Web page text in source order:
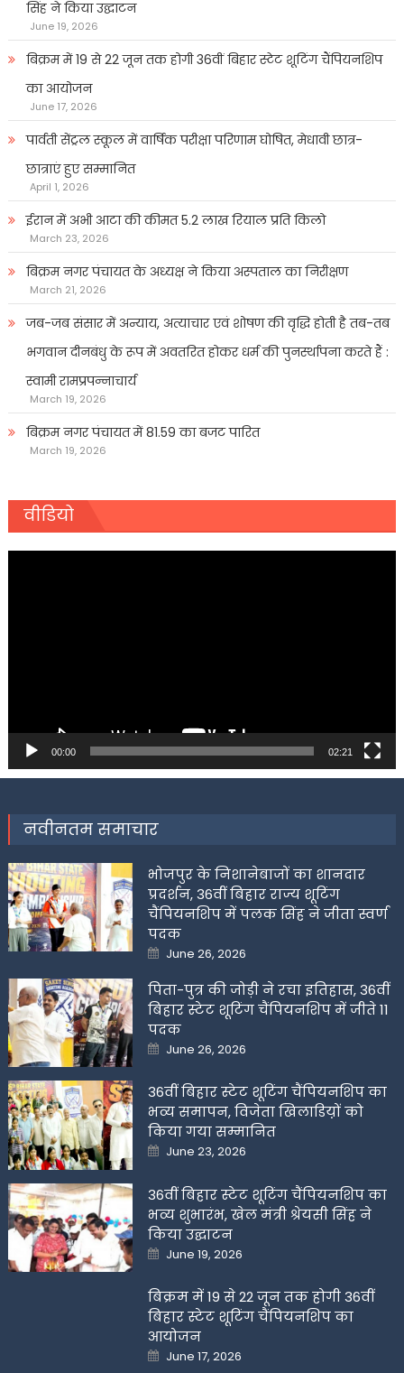
सिंह ने किया उद्घाटन
June 19, 2026
बिक्रम में 19 से 22 जून तक होगी 36वीं बिहार स्टेट शूटिंग चैंपियनशिप
का आयोजन
June 17, 2026
पार्वती सेंट्रल स्कूल में वार्षिक परीक्षा परिणाम घोषित, मेधावी छात्र-
छात्राएं हुए सम्मानित
April 1, 2026
ईरान में अभी आटा की कीमत 5.2 लाख रियाल प्रति किलो
March 23, 2026
बिक्रम नगर पंचायत के अध्यक्ष ने किया अस्पताल का निरीक्षण
March 21, 2026
जब-जब संसार में अन्याय, अत्याचार एवं शोषण की वृद्धि होती है तब-तब
भगवान दीनबंधु के रूप में अवतरित होकर धर्म की पुनर्स्थापना करते हैं :
स्वामी रामप्रपन्नाचार्य
March 19, 2026
बिक्रम नगर पंचायत में 81.59 का बजट पारित
March 19, 2026
वीडियो
00:00 02:21
नवीनतम समाचार
भोजपुर के निशानेबाजों का शानदार
प्रदर्शन, 36वीं बिहार राज्य शूटिंग
चैंपियनशिप में पलक सिंह ने जीता स्वर्ण
पदक
Posted
on
June 26, 2026
पिता-पुत्र की जोड़ी ने रचा इतिहास, 36वीं
बिहार स्टेट शूटिंग चैंपियनशिप में जीते 11
पदक
Posted
on
June 26, 2026
36वीं बिहार स्टेट शूटिंग चैंपियनशिप का
भव्य समापन, विजेता खिलाडिय़ों को
किया गया सम्मानित
Posted
on
June 23, 2026
36वीं बिहार स्टेट शूटिंग चैंपियनशिप का
भव्य शुभारंभ, खेल मंत्री श्रेयसी सिंह ने
किया उद्घाटन
Posted
on
June 19, 2026
बिक्रम में 19 से 22 जून तक होगी 36वीं
बिहार स्टेट शूटिंग चैंपियनशिप का
आयोजन
Posted
on
June 17, 2026